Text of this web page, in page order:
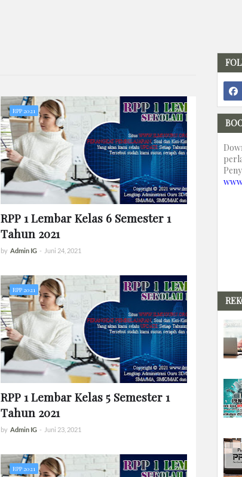
RPP 2021
RPP 1 Lembar Kelas 6 Semester 1
Tahun 2021
by Admin IG - Juni 24, 2021
RPP 2021
RPP 1 Lembar Kelas 5 Semester 1
Tahun 2021
by Admin IG - Juni 23, 2021
RPP 2021